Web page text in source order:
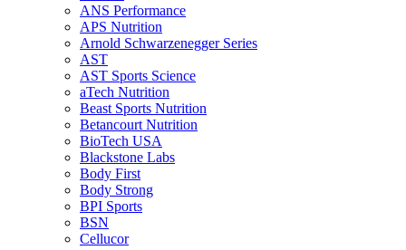
ANS Performance
APS Nutrition
Arnold Schwarzenegger Series
AST
AST Sports Science
aTech Nutrition
Beast Sports Nutrition
Betancourt Nutrition
BioTech USA
Blackstone Labs
Body First
Body Strong
BPI Sports
BSN
Cellucor